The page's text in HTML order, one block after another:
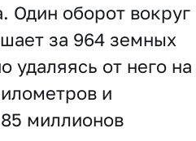
Один оборот вокруг
за 964 земных
удаляясь от него на
и
миллионов